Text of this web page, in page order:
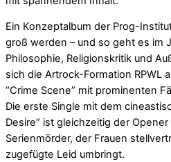
Ein Konzeptalbum der Prog-
groß werden – und so geht es im
Philosophie, Religionskritik und
sich die Artrock-Formation RPWL
“Crime Scene” mit prominenten
Die erste Single mit dem
Desire“ ist gleichzeitig der
Serienmörder, der Frauen
zugefügte Leid umbringt.